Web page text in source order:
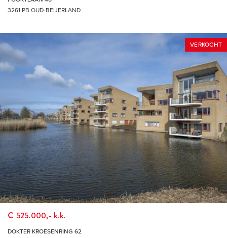
ROTTERDAM
3261 PB OUD-BEIJERLAND
VERKOCHT
€ 525.000,- k.k.
DOKTER KROESENRING 62